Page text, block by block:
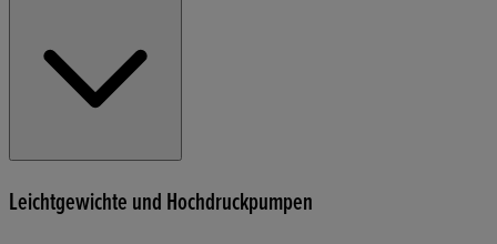
Leichtgewichte und Hochdruckpumpen